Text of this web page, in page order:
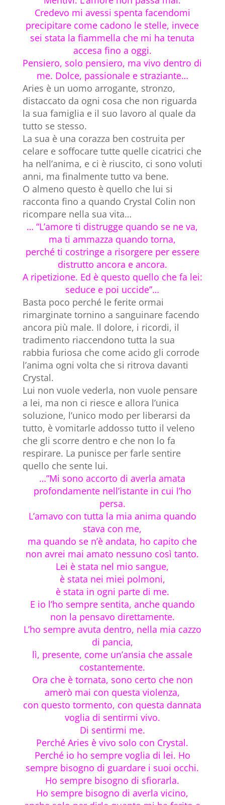
Credevo mi avessi spenta facendomi
precipitare come cadono le stelle, invece
sei stata la fiammella che mi ha tenuta
accesa fino a oggi.
Pensiero, solo pensiero, ma vivo dentro di
me. Dolce, passionale e straziante…
Aries è un uomo arrogante, stronzo,
distaccato da ogni cosa che non riguarda
la sua famiglia e il suo lavoro al quale da
tutto se stesso.
La sua è una corazza ben costruita per
celare e soffocare tutte quelle cicatrici che
ha nell’anima, e ci è riuscito, ci sono voluti
anni, ma finalmente tutto va bene.
O almeno questo è quello che lui si
racconta fino a quando Crystal Colin non
ricompare nella sua vita…
… “L’amore ti distrugge quando se ne va,
ma ti ammazza quando torna,
perché ti costringe a risorgere per essere
distrutto ancora e ancora.
A ripetizione. Ed è questo quello che fa lei:
seduce e poi uccide”…
Basta poco perché le ferite ormai
rimarginate tornino a sanguinare facendo
ancora più male. Il dolore, i ricordi, il
tradimento riaccendono tutta la sua
rabbia furiosa che come acido gli corrode
l’anima ogni volta che si ritrova davanti
Crystal.
Lui non vuole vederla, non vuole pensare
a lei, ma non ci riesce e allora l’unica
soluzione, l’unico modo per liberarsi da
tutto, è vomitarle addosso tutto il veleno
che gli scorre dentro e che non lo fa
respirare. La punisce per farle sentire
quello che sente lui.
…”Mi sono accorto di averla amata
profondamente nell’istante in cui l’ho
persa.
L’amavo con tutta la mia anima quando
stava con me,
ma quando se n’è andata, ho capito che
non avrei mai amato nessuno così tanto.
Lei è stata nel mio sangue,
è stata nei miei polmoni,
è stata in ogni parte di me.
E io l’ho sempre sentita, anche quando
non la pensavo direttamente.
L’ho sempre avuta dentro, nella mia cazzo
di pancia,
lì, presente, come un’ansia che assale
costantemente.
Ora che è tornata, sono certo che non
amerò mai con questa violenza,
con questo tormento, con questa dannata
voglia di sentirmi vivo.
Di sentirmi me.
Perché Aries è vivo solo con Crystal.
Perché io ho sempre voglia di lei. Ho
sempre bisogno di guardare i suoi occhi.
Ho sempre bisogno di sfiorarla.
Ho sempre bisogno di averla vicino,